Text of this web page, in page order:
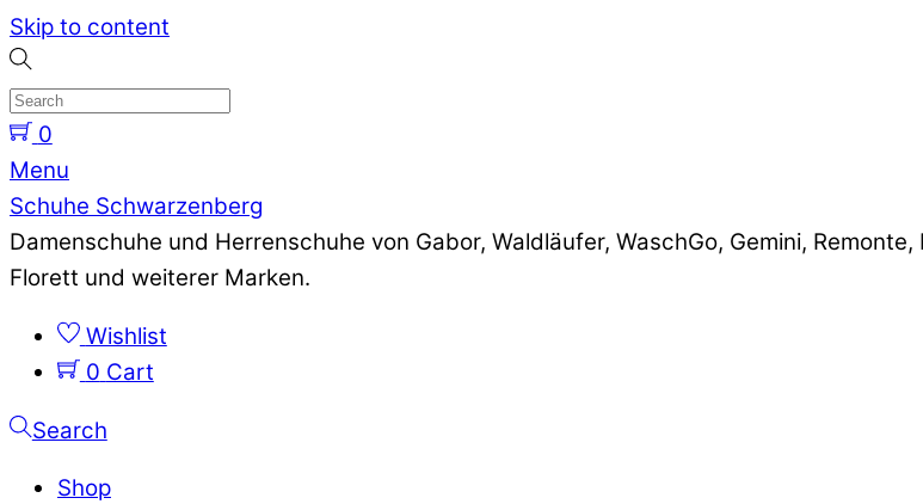
Skip to content
0
Menu
Schuhe Schwarzenberg
Damenschuhe und Herrenschuhe von Gabor, Waldläufer, WaschGo, Gemini,
Florett und weiterer Marken.
Wishlist
0 Cart
Search
Shop